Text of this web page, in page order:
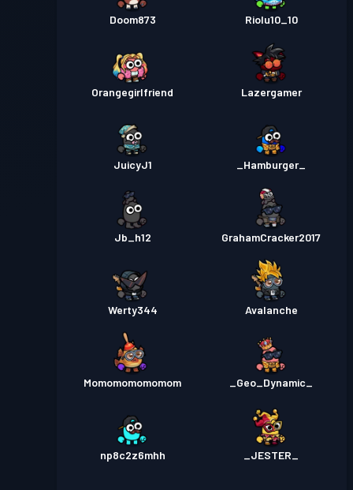
Doom873 Riolu10_10
Orangegirlfriend Lazergamer
JuicyJ1 _Hamburger_
Jb_h12 GrahamCracker2017
Werty344 Avalanche
Momomomomomom _Geo_Dynamic_
np8c2z6mhh _JESTER_